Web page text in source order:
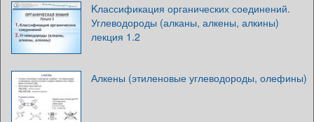
Kлассификация органических соединений.
Углеводороды (алканы, алкены, алкины)
лекция 1.2
Алкены (этиленовые углеводороды, олефины)